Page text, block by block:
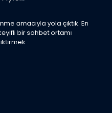
amacıyla yola çıktık. En
bir sohbet ortamı